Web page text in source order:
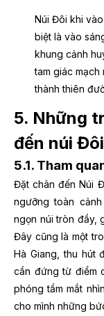
Núi Đôi khi
biệt là vào
khung cảnh
tam giác mạch
thành thiên
5. Những
đến núi
5.1. Tham
Đặt chân đến Núi
ngưỡng toàn
ngọn núi tròn đầy,
Đây cũng là một
Hà Giang, thu hút
cần đứng từ điểm
phóng tầm mắt
cho mình những